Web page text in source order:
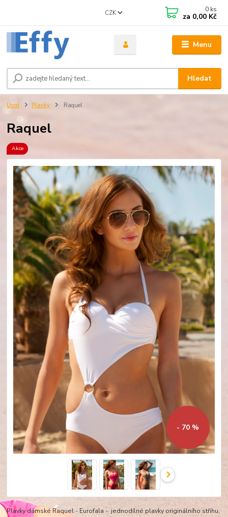
Menu
CZK
Hledat
0 ks
za 0,00 Kč
Úvod Plavky Raquel
Raquel
Akce
- 70 %
Plavky dámské Raquel - Eurofala - jednodílné plavky originálního střihu,